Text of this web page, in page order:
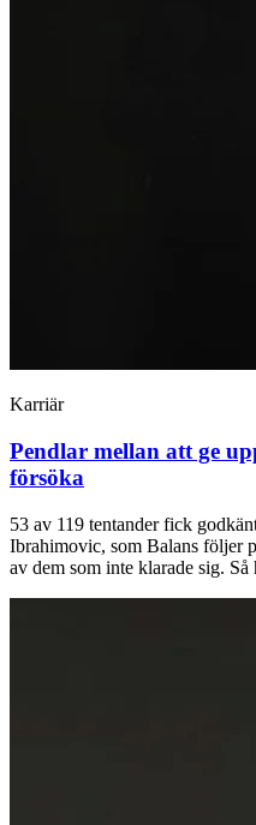
Karriär
Pendlar mellan att ge
försöka
53 av 119 tentander fick
Ibrahimovic, som Balans följer
av dem som inte klarade sig. Så